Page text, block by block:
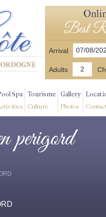
Best
Arrival
Adults
Spa Tourisme
Culture
Gallery
Photos
perigord